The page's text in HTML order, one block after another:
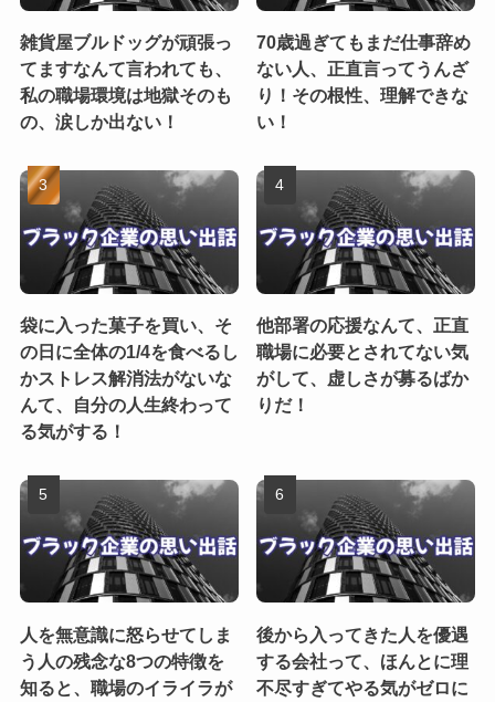
雑貨屋ブルドッグが頑張っ
てますなんて言われても、
私の職場環境は地獄そのも
の、涙しか出ない！
70歳過ぎてもまだ仕事辞め
ない人、正直言ってうんざ
り！その根性、理解できな
い！
袋に入った菓子を買い、そ
の日に全体の1/4を食べるし
かストレス解消法がないな
んて、自分の人生終わって
る気がする！
他部署の応援なんて、正直
職場に必要とされてない気
がして、虚しさが募るばか
りだ！
人を無意識に怒らせてしま
う人の残念な8つの特徴を
知ると、職場のイライラが
後から入ってきた人を優遇
する会社って、ほんとに理
不尽すぎてやる気がゼロに